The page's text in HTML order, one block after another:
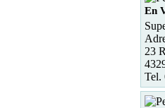
En
23
Tel.